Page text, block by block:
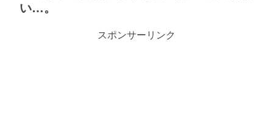
い…。
スポンサーリンク